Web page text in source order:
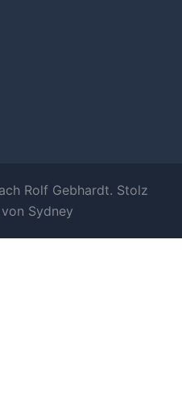
Rolf Gebhardt. Stolz
Sydney